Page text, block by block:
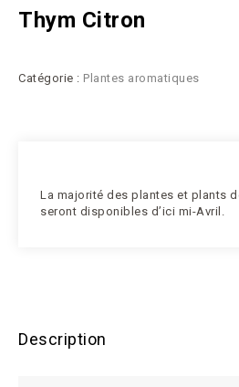
Thym Citron
Catégorie : Plantes aromatiques
La majorité des plantes et plants
seront disponibles d’ici mi-Avril.
Description